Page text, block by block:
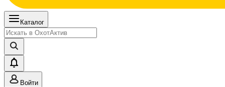
Каталог
Войти